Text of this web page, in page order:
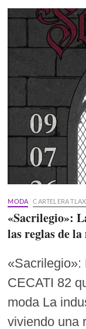
MODA CARTELERA
«Sacrilegio»:
las reglas de la
«Sacrilegio»:
CECATI 82
moda La
viviendo una